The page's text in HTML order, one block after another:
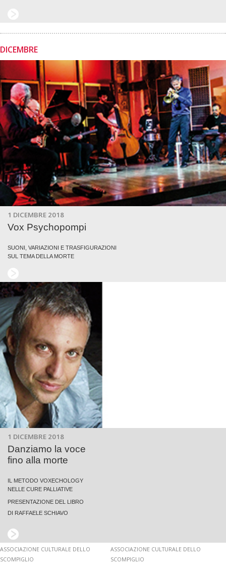
DICEMBRE
1 DICEMBRE 2018
Vox Psychopompi
SUONI, VARIAZIONI E TRASFIGURAZIONI
SUL TEMA DELLA MORTE
1 DICEMBRE 2018
Danziamo la voce
fino alla morte
IL METODO VOXECHOLOGY
NELLE CURE PALLIATIVE
PRESENTAZIONE DEL LIBRO
DI RAFFAELE SCHIAVO
ASSOCIAZIONE CULTURALE DELLO
SCOMPIGLIO
ASSOCIAZIONE CULTURALE DELLO
SCOMPIGLIO